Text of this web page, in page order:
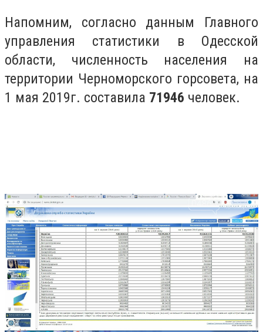
Напомним, согласно данным Главного
управления статистики в Одесской
области, численность населения на
территории Черноморского горсовета, на
1 мая 2019г. составила 71946 человек.